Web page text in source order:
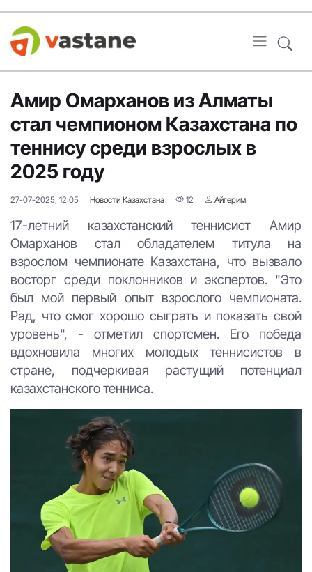
Амир Омарханов из Алматы
стал чемпионом Казахстана по
теннису среди взрослых в
2025 году
27-07-2025, 12:05 Новости Казахстана 12 Айгерим
17-летний казахстанский теннисист Амир
Омарханов стал обладателем титула на
взрослом чемпионате Казахстана, что вызвало
восторг среди поклонников и экспертов. "Это
был мой первый опыт взрослого чемпионата.
Рад, что смог хорошо сыграть и показать свой
уровень", - отметил спортсмен. Его победа
вдохновила многих молодых теннисистов в
стране, подчеркивая растущий потенциал
казахстанского тенниса.